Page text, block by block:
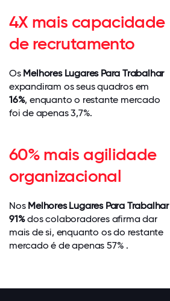
4X mais capacidade
de recrutamento
Os Melhores Lugares Para Trabalhar
expandiram os seus quadros em
16%, enquanto o restante mercado
foi de apenas 3,7%.
60% mais agilidade
organizacional
Nos Melhores Lugares Para Trabalhar
91%dos colaboradores afirma dar
mais de si, enquanto os do restante
mercado é de apenas 57% .